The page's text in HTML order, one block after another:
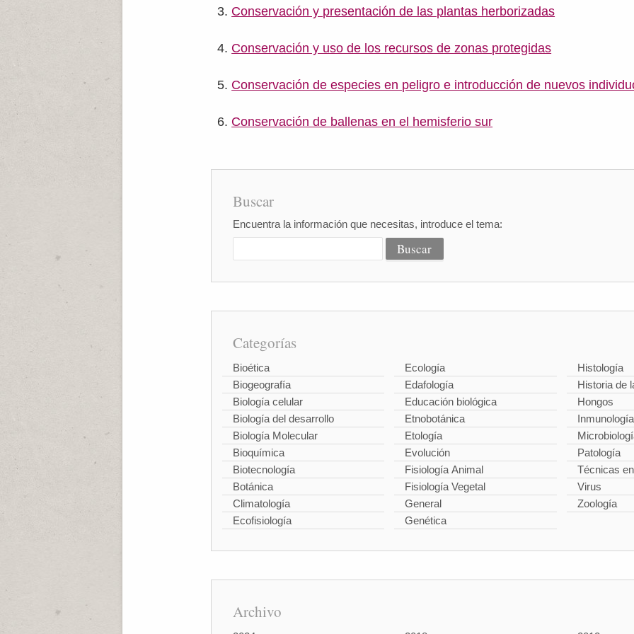
Conservación y presentación de las plantas herborizadas
Conservación y uso de los recursos de zonas protegidas
Conservación de especies en peligro e introducción de nuevos
Conservación de ballenas en el hemisferio sur
Buscar
Encuentra la información que necesitas, introduce el tema:
Categorías
Bioética
Biogeografía
Biología celular
Biología del desarrollo
Biología Molecular
Bioquímica
Biotecnología
Botánica
Climatología
Ecofisiología
Ecología
Edafología
Educación biológica
Etnobotánica
Etología
Evolución
Fisiología Animal
Fisiología Vegetal
General
Genética
Histología
Historia de
Hongos
Inmunología
Patología
Técnicas
Virus
Zoología
Archivo